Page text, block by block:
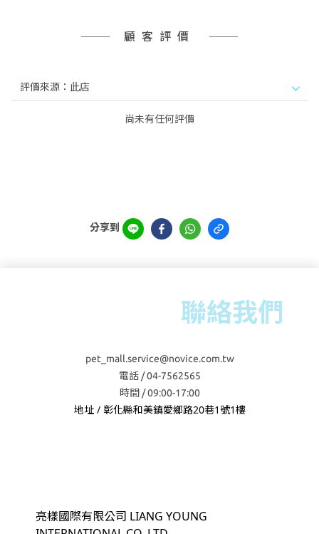
顧客評價
尚未有任何評價
分享到
聯絡我們
pet_mall.service@novice.com.tw
電話 / 04-7562565
時間 / 09:00-17:00
地址 / 彰化縣和美鎮愛鄉路20巷1號1樓
亮樣國際有限公司 LIANG YOUNG